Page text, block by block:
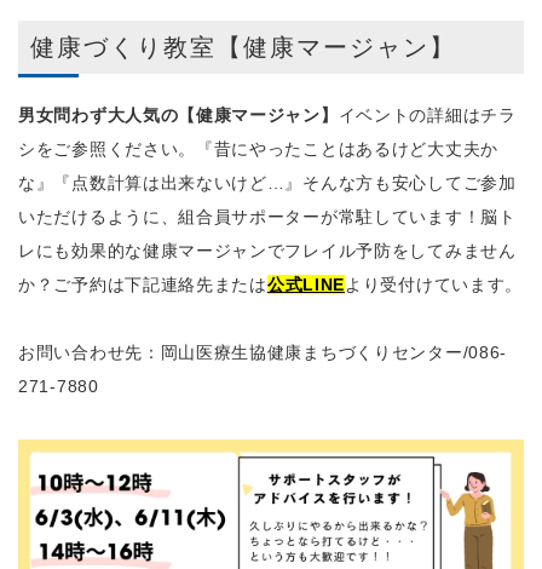
健康づくり教室【健康マージャン】
男女問わず大人気の【健康マージャン】 イベントの詳細はチラ
シをご参照ください。『昔にやったことはあるけど大丈夫か
な』『点数計算は出来ないけど…』そんな方も安心してご参加
いただけるように、組合員サポーターが常駐しています！脳ト
レにも効果的な健康マージャンでフレイル予防をしてみません
か？ご予約は下記連絡先または公式LINEより受付けています。
お問い合わせ先：岡山医療生協健康まちづくりセンター/086-
271-7880